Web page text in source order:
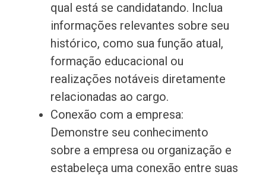
qual está se candidatando. Inclua
informações relevantes sobre seu
histórico, como sua função atual,
formação educacional ou
realizações notáveis diretamente
relacionadas ao cargo.
Conexão com a empresa:
Demonstre seu conhecimento
sobre a empresa ou organização e
estabeleça uma conexão entre suas